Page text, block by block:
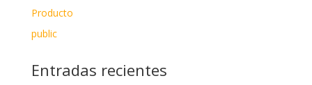
Producto
public
Entradas recientes